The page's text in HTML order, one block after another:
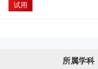
试用
所属学科